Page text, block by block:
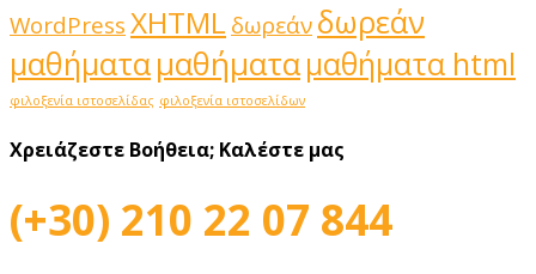
WordPressXHTML δωρεάνδωρεάν
μαθήματαμαθήματαμαθήματα html
φιλοξενία ιστοσελίδας φιλοξενία ιστοσελίδων
Χρειάζεστε Βοήθεια; Καλέστε μας
(+30) 210 22 07 844